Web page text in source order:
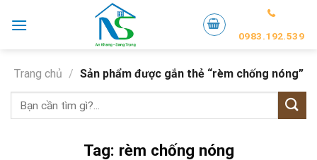
0983.192.539
Trang chủ / Sản phẩm được gắn thẻ “rèm chống nóng”
Tìm
kiếm:
Tag: rèm chống nóng